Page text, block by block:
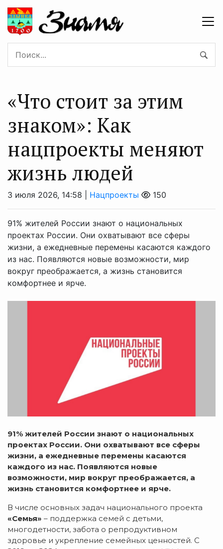
«Что стоит за этим
знаком»: Как
нацпроекты меняют
жизнь людей
3 июля 2026, 14:58 | Нацпроекты 150
91% жителей России знают о национальных
проектах России. Они охватывают все сферы
жизни, а ежедневные перемены касаются каждого
из нас. Появляются новые возможности, мир
вокруг преображается, а жизнь становится
комфортнее и ярче.
91% жителей России знают о национальных
проектах России. Они охватывают все сферы
жизни, а ежедневные перемены касаются
каждого из нас. Появляются новые
возможности, мир вокруг преображается, а
жизнь становится комфортнее и ярче.
В числе основных задач национального проекта
«Семья» – поддержка семей с детьми,
многодетности, забота о репродуктивном
здоровье и укрепление семейных ценностей. С